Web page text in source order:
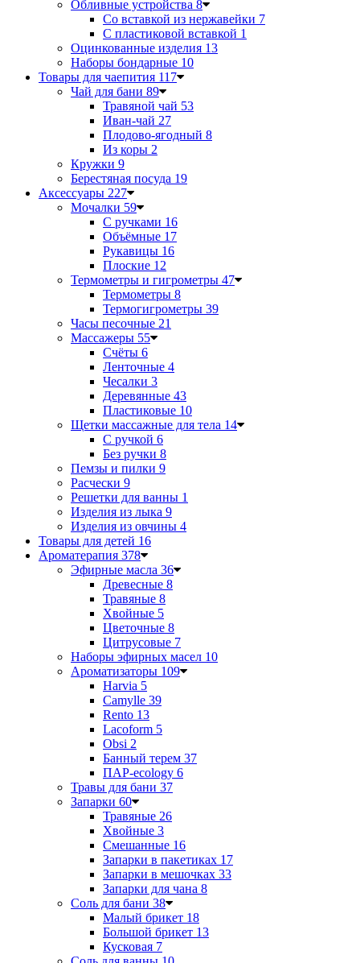
Обливные устройства 8
Со вставкой из нержавейки 7
С пластиковой вставкой 1
Оцинкованные изделия 13
Наборы бондарные 10
Товары для чаепития 117
Чай для бани 89
Травяной чай 53
Иван-чай 27
Плодово-ягодный 8
Из коры 2
Кружки 9
Берестяная посуда 19
Аксессуары 227
Мочалки 59
С ручками 16
Объёмные 17
Рукавицы 16
Плоские 12
Термометры и гигрометры 47
Термометры 8
Термогигрометры 39
Часы песочные 21
Массажеры 55
Счёты 6
Ленточные 4
Чесалки 3
Деревянные 43
Пластиковые 10
Щетки массажные для тела 14
С ручкой 6
Без ручки 8
Пемзы и пилки 9
Расчески 9
Решетки для ванны 1
Изделия из лыка 9
Изделия из овчины 4
Товары для детей 16
Ароматерапия 378
Эфирные масла 36
Древесные 8
Травяные 8
Хвойные 5
Цветочные 8
Цитрусовые 7
Наборы эфирных масел 10
Ароматизаторы 109
Harvia 5
Camylle 39
Rento 13
Lacoform 5
Obsi 2
Банный терем 37
ПАР-ecology 6
Травы для бани 37
Запарки 60
Травяные 26
Хвойные 3
Смешанные 16
Запарки в пакетиках 17
Запарки в мешочках 33
Запарки для чана 8
Соль для бани 38
Малый брикет 18
Большой брикет 13
Кусковая 7